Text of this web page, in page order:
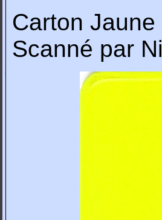
Carton Jaune
Scanné par